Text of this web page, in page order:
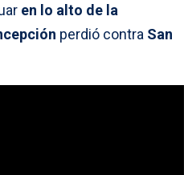
en lo alto de la
perdió contra San